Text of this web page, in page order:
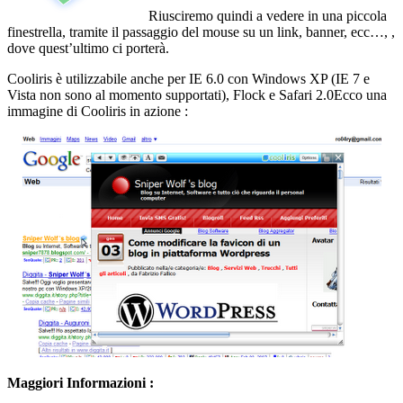
Riusciremo quindi a vedere in una piccola
finestrella, tramite il passaggio del mouse su un link, banner, ecc…, ,
dove quest’ultimo ci porterà.
Cooliris è utilizzabile anche per IE 6.0 con Windows XP (IE 7 e
Vista non sono al momento supportati), Flock e Safari 2.0Ecco una
immagine di Cooliris in azione :
Maggiori Informazioni :